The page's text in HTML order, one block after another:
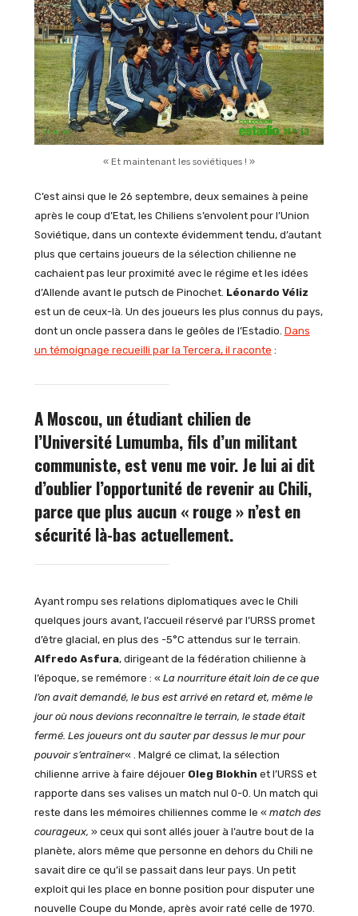
« Et maintenant les soviétiques ! »
C’est ainsi que le 26 septembre, deux semaines à peine
après le coup d’Etat, les Chiliens s’envolent pour l’Union
Soviétique, dans un contexte évidemment tendu, d’autant
plus que certains joueurs de la sélection chilienne ne
cachaient pas leur proximité avec le régime et les idées
d’Allende avant le putsch de Pinochet. Léonardo Véliz
est un de ceux-là. Un des joueurs les plus connus du pays,
dont un oncle passera dans le geôles de l’Estadio. Dans
un témoignage recueilli par la Tercera, il raconte :
A Moscou, un étudiant chilien de
l’Université Lumumba, fils d’un militant
communiste, est venu me voir. Je lui ai dit
d’oublier l’opportunité de revenir au Chili,
parce que plus aucun « rouge » n’est en
sécurité là-bas actuellement.
Ayant rompu ses relations diplomatiques avec le Chili
quelques jours avant, l’accueil réservé par l’URSS promet
d’être glacial, en plus des -5°C attendus sur le terrain.
Alfredo Asfura, dirigeant de la fédération chilienne à
l’époque, se remémore : « La nourriture était loin de ce que
l’on avait demandé, le bus est arrivé en retard et, même le
jour où nous devions reconnaître le terrain, le stade était
fermé. Les joueurs ont du sauter par dessus le mur pour
pouvoirs’entraîner« . Malgré ce climat, la sélection
chilienne arrive à faire déjouer Oleg Blokhin et l’URSS et
rapporte dans ses valises un match nul 0-0. Un match qui
reste dans les mémoires chiliennes comme le « match des
courageux, » ceux qui sont allés jouer à l’autre bout de la
planète, alors même que personne en dehors du Chili ne
savait dire ce qu’il se passait dans leur pays. Un petit
exploit qui les place en bonne position pour disputer une
nouvelle Coupe du Monde, après avoir raté celle de 1970.